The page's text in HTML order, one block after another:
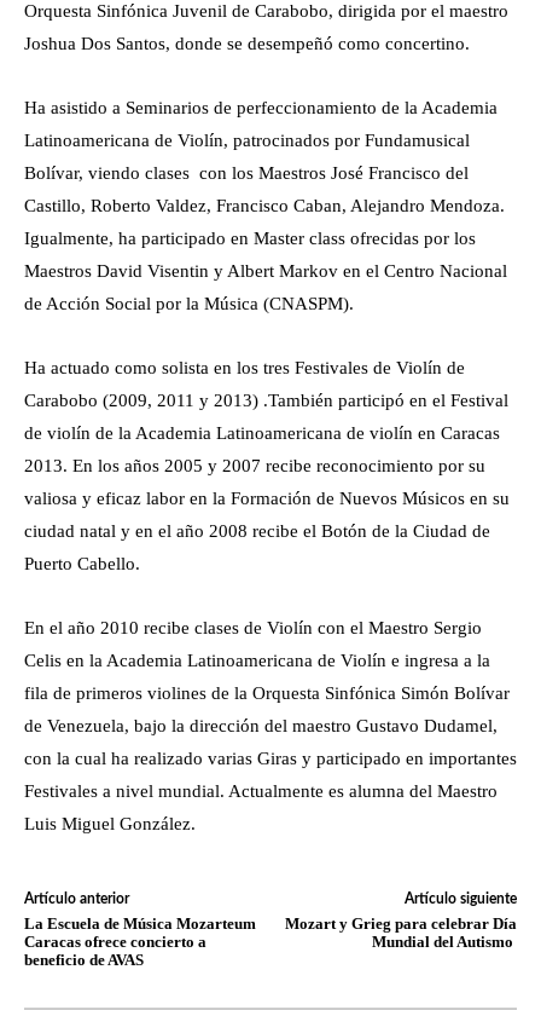
Orquesta Sinfónica Juvenil de Carabobo, dirigida por el maestro
Joshua Dos Santos, donde se desempeñó como concertino.
Ha asistido a Seminarios de perfeccionamiento de la Academia
Latinoamericana de Violín, patrocinados por Fundamusical
Bolívar, viendo clases con los Maestros José Francisco del
Castillo, Roberto Valdez, Francisco Caban, Alejandro Mendoza.
Igualmente, ha participado en Master class ofrecidas por los
Maestros David Visentin y Albert Markov en el Centro Nacional
de Acción Social por la Música (CNASPM).
Ha actuado como solista en los tres Festivales de Violín de
Carabobo (2009, 2011 y 2013) .También participó en el Festival
de violín de la Academia Latinoamericana de violín en Caracas
2013. En los años 2005 y 2007 recibe reconocimiento por su
valiosa y eficaz labor en la Formación de Nuevos Músicos en su
ciudad natal y en el año 2008 recibe el Botón de la Ciudad de
Puerto Cabello.
En el año 2010 recibe clases de Violín con el Maestro Sergio
Celis en la Academia Latinoamericana de Violín e ingresa a la
fila de primeros violines de la Orquesta Sinfónica Simón Bolívar
de Venezuela, bajo la dirección del maestro Gustavo Dudamel,
con la cual ha realizado varias Giras y participado en importantes
Festivales a nivel mundial. Actualmente es alumna del Maestro
Luis Miguel González.
Artículo anterior
La Escuela de Música Mozarteum
Caracas ofrece concierto a
beneficio de AVAS
Artículo siguiente
Mozart y Grieg para celebrar Día
Mundial del Autismo